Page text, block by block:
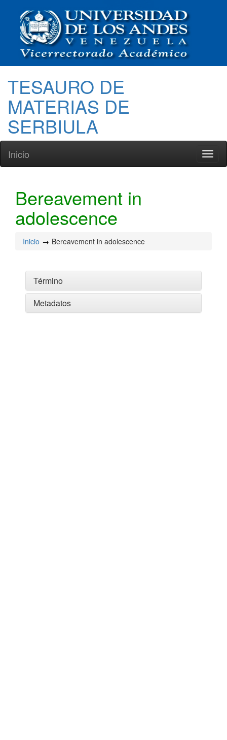
TESAURO DE
MATERIAS DE
SERBIULA
Inicio
Bereavement in
adolescence
Inicio Bereavement in adolescence
Término
Metadatos